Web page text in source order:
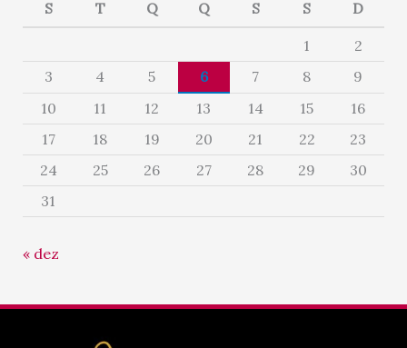
S T Q Q S S D
1
2
3
4 5 6 7 8
9
10
11 12 13 14 15
16
17
18 19 20 21 22
23
24
25 26 27 28 29
30
31
« dez